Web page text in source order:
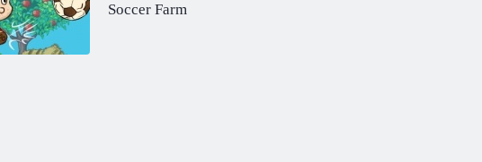
Soccer Farm